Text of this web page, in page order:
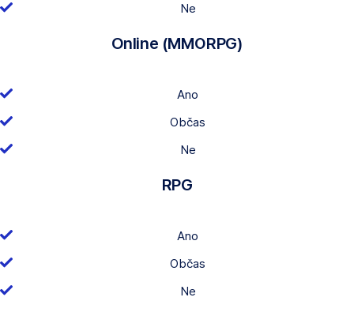
Ne
Online (MMORPG)
Ano
Občas
Ne
RPG
Ano
Občas
Ne